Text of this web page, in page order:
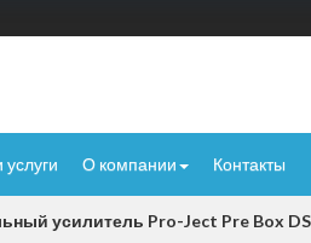
О компании Контакты
усилитель Pro-Ject Pre Box